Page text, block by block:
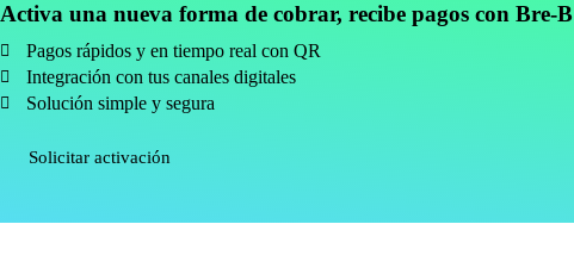
Activa una nueva forma de cobrar, recibe pagos con Bre-B
Pagos rápidos y en tiempo real con QR
Integración con tus canales digitales
Solución simple y segura
Solicitar activación